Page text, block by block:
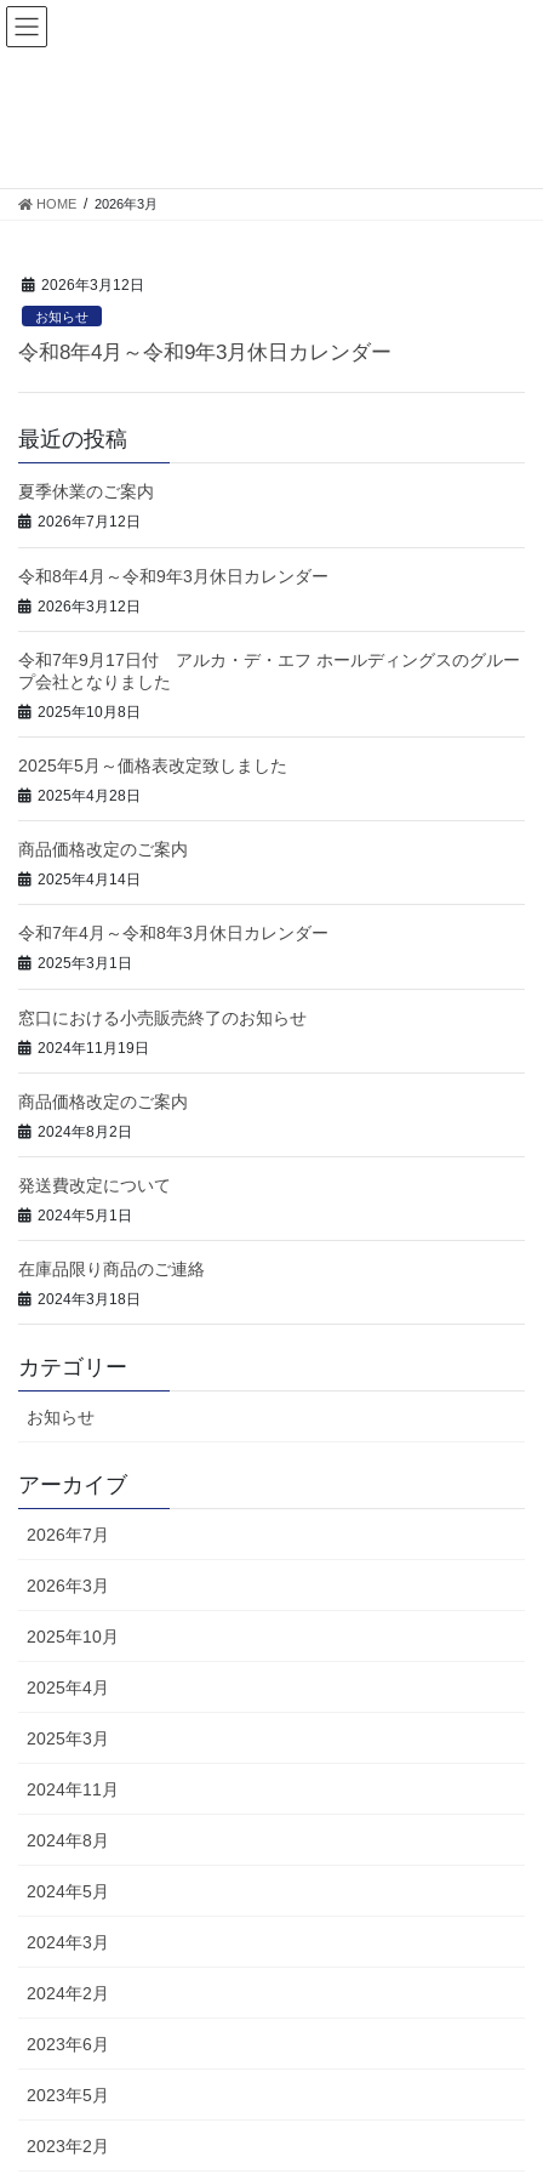
コ
ン
動
ナ
ビ
に
HOME 2026年3月
2026年3月12日
お知らせ
令和8年4月～令和9年3月休日カレンダー
最近の投稿
夏季休業のご案内
2026年7月12日
令和8年4月～令和9年3月休日カレンダー
2026年3月12日
令和7年9月17日付 アルカ・デ・エフ ホールディングスのグルー
プ会社となりました
2025年10月8日
2025年5月～価格表改定致しました
2025年4月28日
商品価格改定のご案内
2025年4月14日
令和7年4月～令和8年3月休日カレンダー
2025年3月1日
窓口における小売販売終了のお知らせ
2024年11月19日
商品価格改定のご案内
2024年8月2日
発送費改定について
2024年5月1日
在庫品限り商品のご連絡
2024年3月18日
カテゴリー
お知らせ
アーカイブ
2026年7月
2026年3月
2025年10月
2025年4月
2025年3月
2024年11月
2024年8月
2024年5月
2024年3月
2024年2月
2023年6月
2023年5月
2023年2月